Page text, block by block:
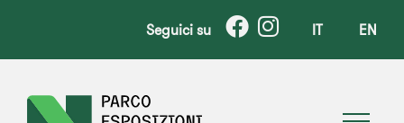
Seguici su IT EN